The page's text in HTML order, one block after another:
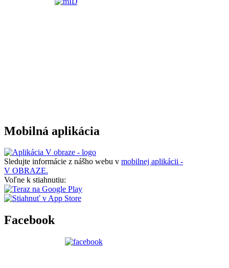
Mobilná aplikácia
Sledujte informácie z nášho webu v mobilnej aplikácii -
V OBRAZE.
Voľne k stiahnutiu:
Facebook